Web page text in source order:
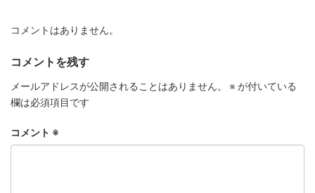
コメントはありません。
コメントを残す
メールアドレスが公開されることはありません。 ※ が付いている
欄は必須項目です
コメント ※